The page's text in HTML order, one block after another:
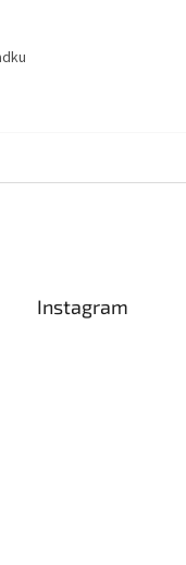
Instagram